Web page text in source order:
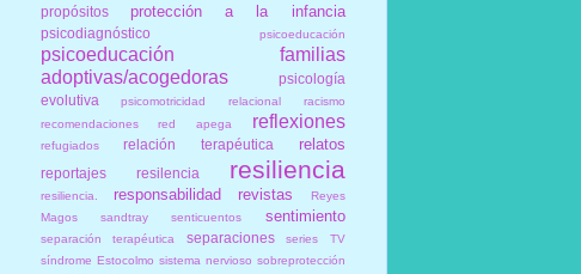
propósitos protección a la infancia
psicodiagnóstico psicoeducación
psicoeducación familias
adoptivas/acogedoras
psicología
evolutiva
psicomotricidad relacional
racismo
recomendaciones
red apega reflexiones
refugiados relación terapéutica relatos
reportajes resilencia resiliencia
resiliencia. responsabilidad revistas
Reyes
Magos
sandtray senticuentos sentimiento
separación terapéutica separaciones
series TV
síndrome Estocolmo sistema nervioso sobreprotección